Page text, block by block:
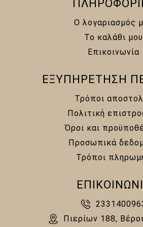
Ο λογαριασμός
Το καλάθι μου
Επικοινωνία
ΕΞΥΠΗΡΕΤΗΣΗ
Τρόποι
Πολιτική
Όροι και
Προσωπικά
Τρόποι
Πιερίων 188,